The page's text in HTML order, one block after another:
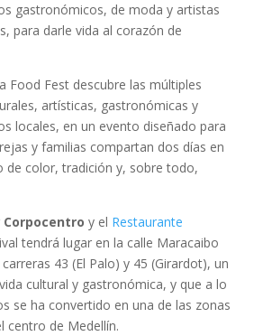
gastronómicos, de moda y artistas
para darle vida al corazón de
Food Fest descubre las múltiples
artísticas, gastronómicas y
locales, en un evento diseñado para
y familias compartan dos días en
de color, tradición y, sobre todo,
Corpocentro y el Restaurante
tendrá lugar en la calle Maracaibo
43 (El Palo) y 45 (Girardot), un
cultural y gastronómica, y que a lo
se ha convertido en una de las zonas
centro de Medellín.